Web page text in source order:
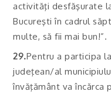
activităţi desfăşurate
Bucureşti în cadrul
multe, să fii mai bun!”.
29.Pentru a participa
judeţean/al
învăţământ va încărca